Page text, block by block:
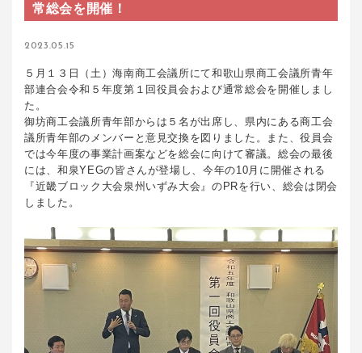
常総会を開催！
2023.05.15
５月１３日（土）海南商工会議所にて和歌山県商工会議所青年
部連合会令和５年度第１回役員会および通常総会を開催しまし
た。
御坊商工会議所青年部からは５名が出席し、県内にある商工会
議所青年部のメンバーと意見交換を図りました。また、役員会
では今年度の事業計画案などを総会に向けて審議。総会の最後
には、和泉YEGの皆さんが登場し、今年の10月に開催される
『近畿ブロック大会泉州いずみ大会』のPRを行い、総会は閉会
しました。